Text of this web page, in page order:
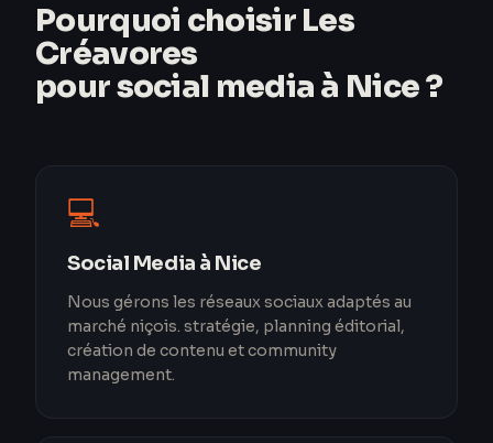
Pourquoi choisir Les
Créavores
pour social media à Nice ?
💻
Social Media à Nice
Nous gérons les réseaux sociaux adaptés au
marché niçois. stratégie, planning éditorial,
création de contenu et community
management.